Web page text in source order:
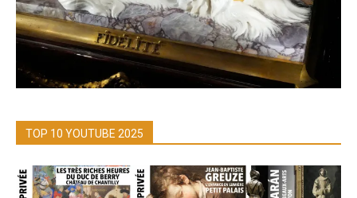
TOP 10 YOUTUBE 2025